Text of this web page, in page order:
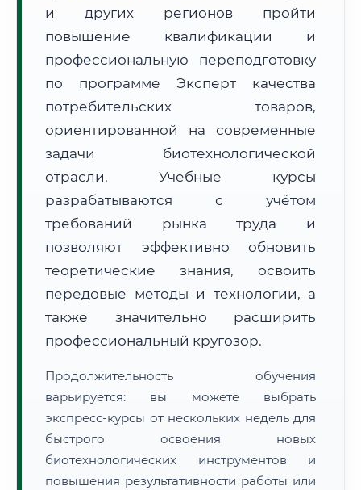
Формат учебы:
Дистанционно
🗺️ Зона обслуживания: г. Батуми
Расчет логистики оригиналов:
• Маршрут транзита:
• Экспресс-доставка СДЭК / Почтой:
5–7 рабочих дней
📜 Документы и аккредитация ФИС ФРДО
🔍Нажмите на документ для увеличения и просмотра
и других регионов пройти
повышение квалификации и
профессиональную переподготовку
по программе Эксперт качества
потребительских товаров,
ориентированной на современные
задачи биотехнологической
отрасли. Учебные курсы
разрабатываются с учётом
требований рынка труда и
позволяют эффективно обновить
теоретические знания, освоить
передовые методы и технологии, а
также значительно расширить
профессиональный кругозор.
Продолжительность обучения
варьируется: вы можете выбрать
экспресс-курсы от нескольких недель для
быстрого освоения новых
биотехнологических инструментов и
повышения результативности работы или